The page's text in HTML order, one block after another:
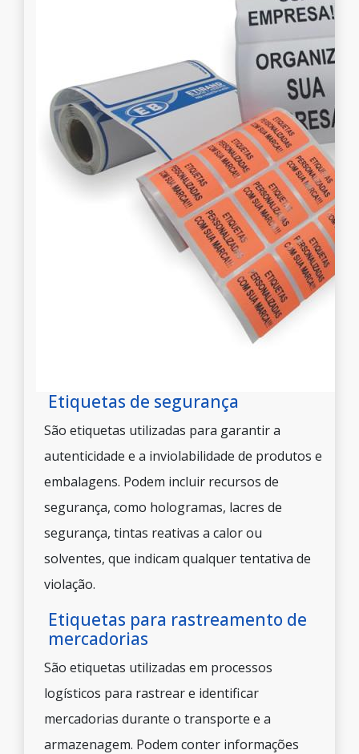
Etiquetas de segurança
São etiquetas utilizadas para garantir a
autenticidade e a inviolabilidade de produtos e
embalagens. Podem incluir recursos de
segurança, como hologramas, lacres de
segurança, tintas reativas a calor ou
solventes, que indicam qualquer tentativa de
violação.
Etiquetas para rastreamento de
mercadorias
São etiquetas utilizadas em processos
logísticos para rastrear e identificar
mercadorias durante o transporte e a
armazenagem. Podem conter informações